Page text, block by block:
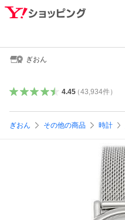
ぎおん
4.45（43,934件）
ぎおん その他の商品 時計